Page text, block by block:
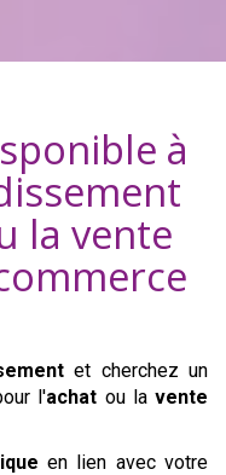
à
la vente
et cherchez un
l'achat ou lavente
en lien avec votre